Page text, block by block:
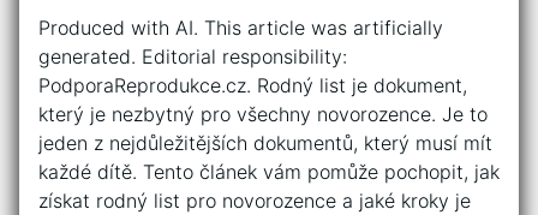
Produced with AI. This article was artificially
generated. Editorial responsibility:
PodporaReprodukce.cz. Rodný list je dokument,
který je nezbytný pro všechny novorozence. Je to
jeden z nejdůležitějších dokumentů, který musí mít
každé dítě. Tento článek vám pomůže pochopit, jak
získat rodný list pro novorozence a jaké kroky je